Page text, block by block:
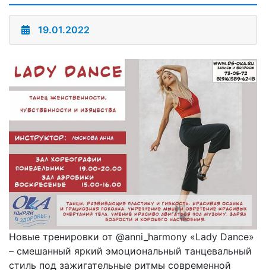
19.01.2022
Новые тренировки от @anni_harmony «Lady Dance»
– смешанный яркий эмоциональный танцевальный
стиль под зажигательные ритмы современной